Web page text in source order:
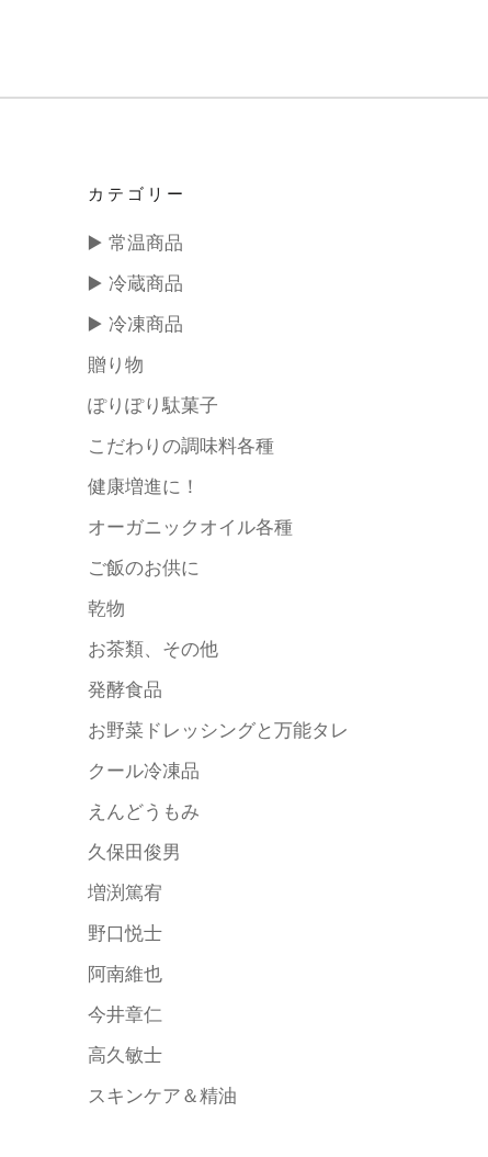
カテゴリー
▶️ 常温商品
▶️ 冷蔵商品
▶️ 冷凍商品
贈り物
ぽりぽり駄菓子
こだわりの調味料各種
健康増進に！
オーガニックオイル各種
ご飯のお供に
乾物
お茶類、その他
発酵食品
お野菜ドレッシングと万能タレ
クール冷凍品
えんどうもみ
久保田俊男
増渕篤宥
野口悦士
阿南維也
今井章仁
高久敏士
スキンケア＆精油